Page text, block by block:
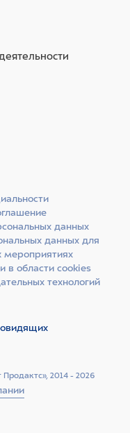
2014 - 2026
данных
данных для
мероприятиях
в области cookies
технологий